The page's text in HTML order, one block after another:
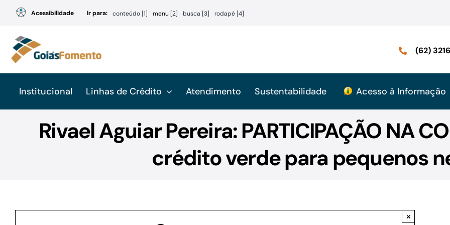
conteúdo
Acessibilidade Ir para: conteúdo [1] menu [2] busca [3] rodapé [4]
(62)
Institucional Linhas de Crédito Atendimento Sustentabilidade Acesso à Informação
Rivael Aguiar Pereira: PARTICIPAÇÃO NA
crédito verde para pequenos
×